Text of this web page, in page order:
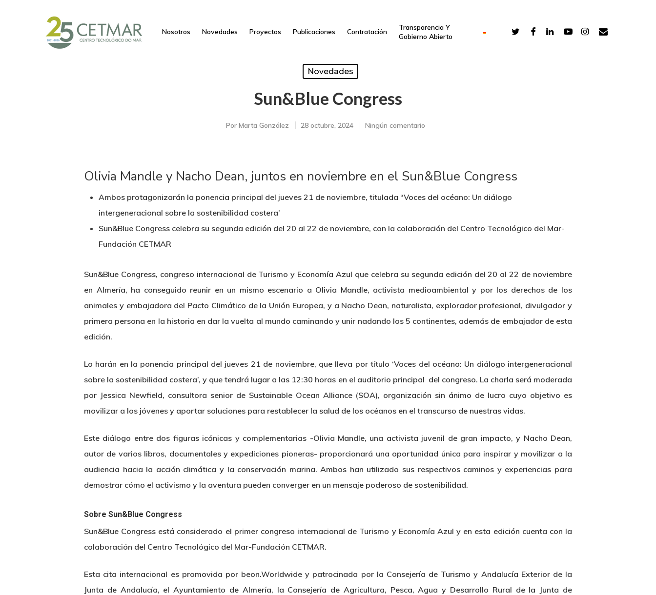
Hit enter to search or ESC to close
Nosotros Novedades Proyectos Publicaciones Contratación
Transparencia Y
Gobierno Abierto
Novedades
Sun&Blue Congress
Por Marta González 28 octubre, 2024 Ningún comentario
Olivia Mandle y Nacho Dean, juntos en noviembre en el Sun&Blue Congress
Ambos protagonizarán la ponencia principal del jueves 21 de noviembre, titulada “Voces del océano: Un diálogo
intergeneracional sobre la sostenibilidad costera’
Sun&Blue Congress celebra su segunda edición del 20 al 22 de noviembre, con la colaboración del Centro Tecnológico del Mar-
Fundación CETMAR
Sun&Blue Congress, congreso internacional de Turismo y Economía Azul que celebra su segunda edición del 20 al 22 de noviembre
en Almería, ha conseguido reunir en un mismo escenario a Olivia Mandle, activista medioambiental y por los derechos de los
animales y embajadora del Pacto Climático de la Unión Europea, y a Nacho Dean, naturalista, explorador profesional, divulgador y
primera persona en la historia en dar la vuelta al mundo caminando y unir nadando los 5 continentes, además de embajador de esta
edición.
Lo harán en la ponencia principal del jueves 21 de noviembre, que lleva por título ‘Voces del océano: Un diálogo intergeneracional
sobre la sostenibilidad costera’, y que tendrá lugar a las 12:30 horas en el auditorio principal del congreso. La charla será moderada
por Jessica Newfield, consultora senior de Sustainable Ocean Alliance (SOA), organización sin ánimo de lucro cuyo objetivo es
movilizar a los jóvenes y aportar soluciones para restablecer la salud de los océanos en el transcurso de nuestras vidas.
Este diálogo entre dos figuras icónicas y complementarias -Olivia Mandle, una activista juvenil de gran impacto, y Nacho Dean,
autor de varios libros, documentales y expediciones pioneras- proporcionará una oportunidad única para inspirar y movilizar a la
audiencia hacia la acción climática y la conservación marina. Ambos han utilizado sus respectivos caminos y experiencias para
demostrar cómo el activismo y la aventura pueden converger en un mensaje poderoso de sostenibilidad.
Sobre Sun&Blue Congress
Sun&Blue Congress está considerado el primer congreso internacional de Turismo y Economía Azul y en esta edición cuenta con la
colaboración del Centro Tecnológico del Mar-Fundación CETMAR.
Esta cita internacional es promovida por beon.Worldwide y patrocinada por la Consejería de Turismo y Andalucía Exterior de la
Junta de Andalucía, el Ayuntamiento de Almería, la Consejería de Agricultura, Pesca, Agua y Desarrollo Rural de la Junta de